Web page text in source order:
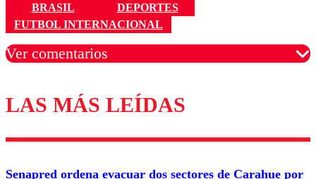
BRASIL
DEPORTES
FUTBOL INTERNACIONAL
Ver comentarios
Los comentarios son moderados para garantizar un
diálogo respetuoso.
LAS MÁS LEÍDAS
Senapred ordena evacuar dos sectores de Carahue por